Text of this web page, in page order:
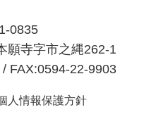
0835
願寺字市之縄262-1
FAX:0594-22-9903
人情報保護方針